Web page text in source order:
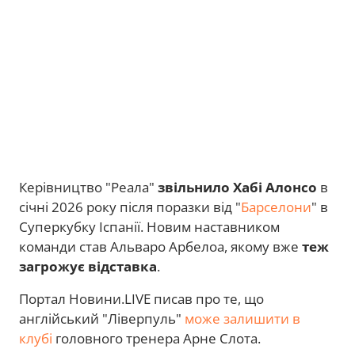
Керівництво "Реала" звільнило Хабі Алонсо в
січні 2026 року після поразки від "Барселони" в
Суперкубку Іспанії. Новим наставником
команди став Альваро Арбелоа, якому вже теж
загрожує відставка.
Портал Новини.LIVE писав про те, що
англійський "Ліверпуль" може залишити в
клубі головного тренера Арне Слота.